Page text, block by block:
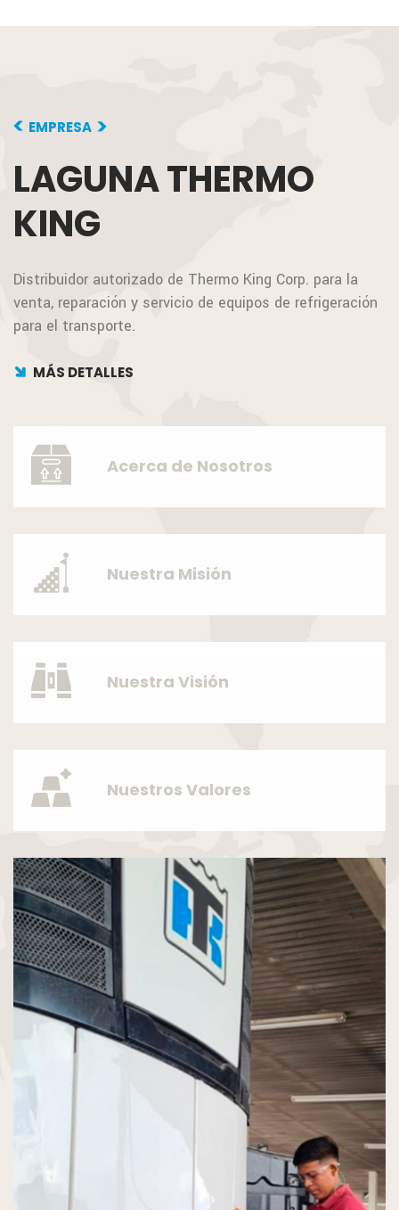
EMPRESA
LAGUNATHERMO
KING
Distribuidor autorizado de Thermo King Corp. para la
venta, reparación y servicio de equipos de refrigeración
para el transporte.
MÁS DETALLES
Acerca de Nosotros
Nuestra Misión
Nuestra Visión
Nuestros Valores